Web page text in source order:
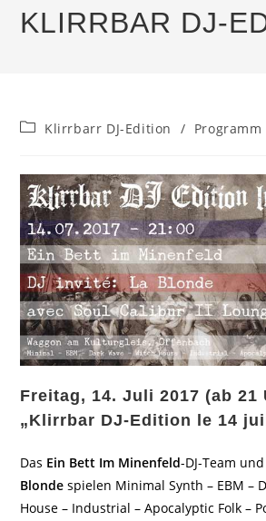
KLIRRBAR DJ-
Beitrags-
Klirrbarr DJ-Edition / Programm
Freitag, 14. Juli 2017 (ab 21
„Klirrbar DJ-Edition le 14
Das Ein Bett Im Minenfeld-DJ-Team
Blonde spielen Minimal Synth – EBM –
House – Industrial – Apocalyptic Folk –